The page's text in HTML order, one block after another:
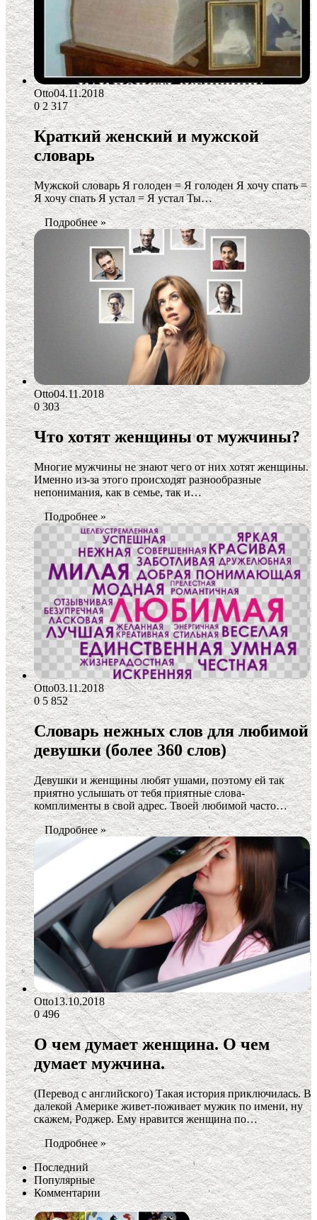
Otto04.11.2018
02 317
Краткий женский и мужской
словарь
Мужской словарь Я голоден = Я голоден Я хочу спать =
Я хочу спать Я устал = Я устал Ты…
Подробнее »
Otto04.11.2018
0303
Что хотят женщины от мужчины?
Многие мужчины не знают чего от них хотят женщины.
Именно из-за этого происходят разнообразные
непонимания, как в семье, так и…
Подробнее »
Otto03.11.2018
05 852
Словарь нежных слов для любимой
девушки (более 360 слов)
Девушки и женщины любят ушами, поэтому ей так
приятно услышать от тебя приятные слова-
комплименты в свой адрес. Твоей любимой часто…
Подробнее »
Otto13.10.2018
0496
О чем думает женщина. О чем
думает мужчина.
(Перевод с английского) Такая история приключилась. В
далекой Америке живет-поживает мужик по имени, ну
скажем, Роджер. Ему нравится женщина по…
Подробнее »
Последний
Популярные
Комментарии